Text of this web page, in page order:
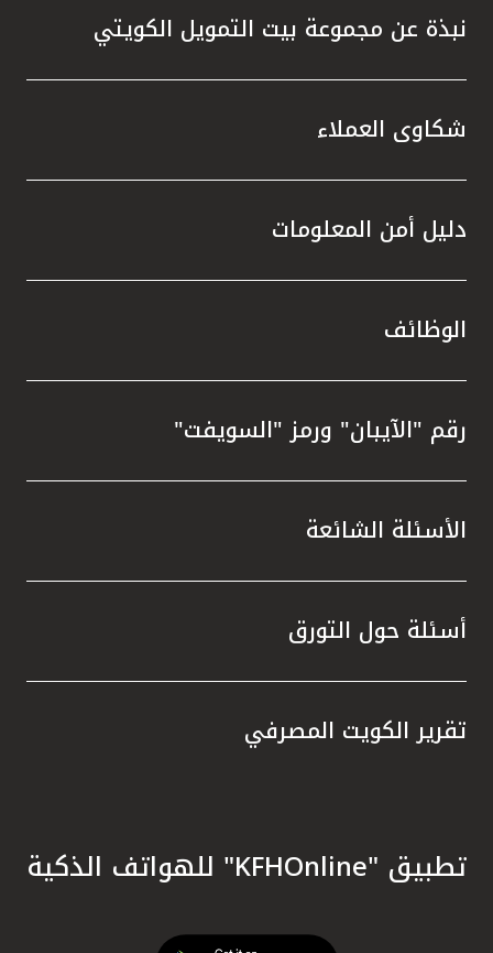
نبذة عن مجموعة بيت التمويل الكويتي
شكاوى العملاء
دليل أمن المعلومات
الوظائف
رقم "الآيبان" ورمز "السويفت"
الأسئلة الشائعة
أسئلة حول التورق
تقرير الكويت المصرفي
تطبيق "KFHOnline" للهواتف الذكية